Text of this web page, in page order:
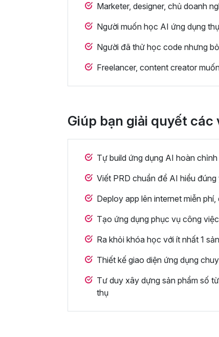
Marketer, designer, chủ doanh
Người muốn học AI ứng dụng
Người đã thử học code nhưng
Freelancer, content creator
Giúp bạn giải quyết các
Tự build ứng dụng AI hoàn
Viết PRD chuẩn để AI hiểu
Deploy app lên internet miễn
Tạo ứng dụng phục vụ công
Ra khỏi khóa học với ít nhất 1
Thiết kế giao diện ứng dụng
Tư duy xây dựng sản phẩm số
thụ